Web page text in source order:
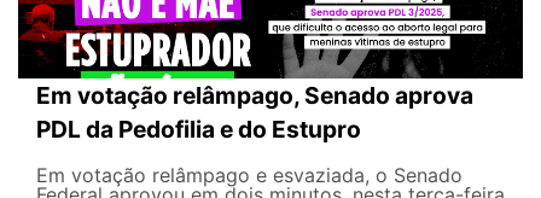
Em votação relâmpago, Senado aprova
PDL da Pedofilia e do Estupro
Em votação relâmpago e esvaziada, o Senado